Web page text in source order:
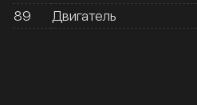
89
Двигатель